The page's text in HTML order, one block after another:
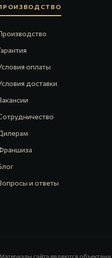
оплаты
доставки
и ответы
Материалы сайта являются